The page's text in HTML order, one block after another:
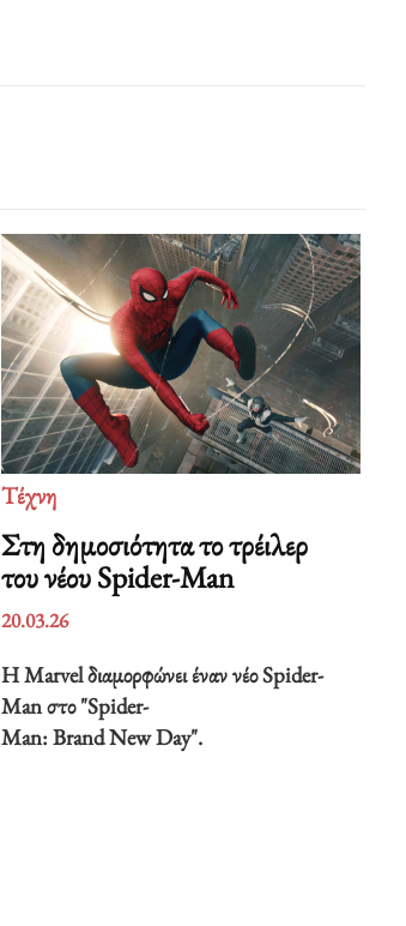
Τέχνη
Στη δημοσιότητα το τρέιλερ
του νέου Spider-Man
20.03.26
Η Marvel διαμορφώνει έναν νέο Spider-
Man στο "Spider-
Man: Brand New Day".